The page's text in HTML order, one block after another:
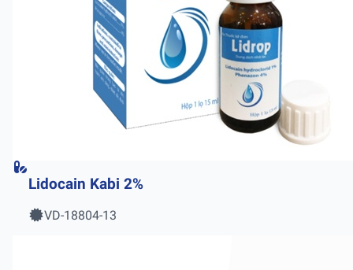
Lidocain Kabi 2%
VD-18804-13